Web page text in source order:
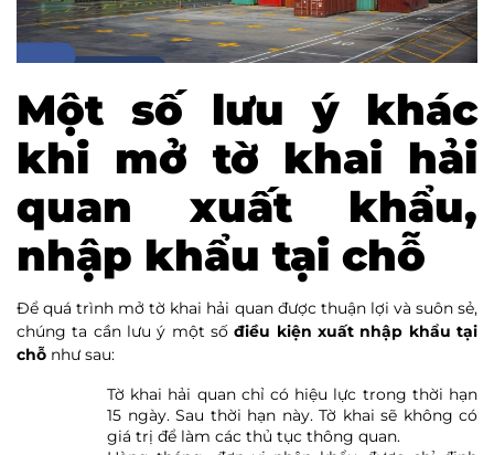
Một số lưu ý khác
khi mở tờ khai hải
quan xuất khẩu,
nhập khẩu tại chỗ
Để quá trình mở tờ khai hải quan được thuận lợi và suôn sẻ,
chúng ta cần lưu ý một sốđiều kiện xuất nhập khẩu tại
chỗ như sau:
Tờ khai hải quan chỉ có hiệu lực trong thời hạn
15 ngày. Sau thời hạn này. Tờ khai sẽ không có
giá trị để làm các thủ tục thông quan.